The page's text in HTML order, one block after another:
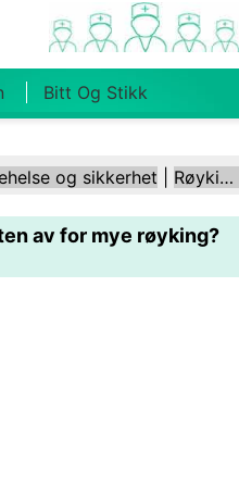
Bitt Og Stikk
Folkehelse Og
Helse
og sikkerhet Røyking og tobakk
av for mye røyking?